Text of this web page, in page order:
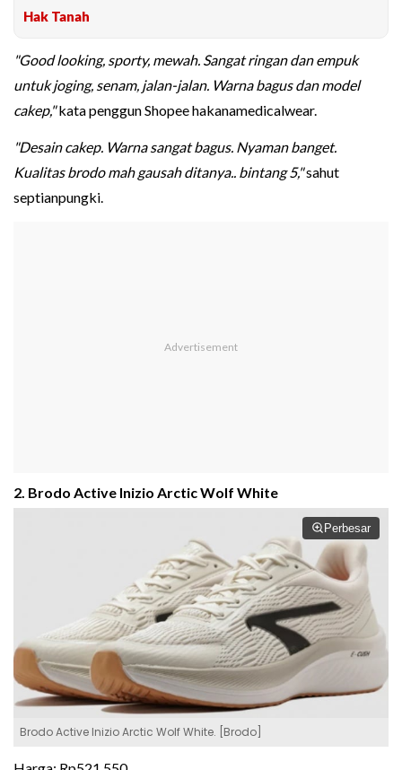
Hak Tanah
"Good looking, sporty, mewah. Sangat ringan dan empuk
untuk joging, senam, jalan-jalan. Warna bagus dan model
cakep,"kata penggun Shopee hakanamedicalwear.
"Desain cakep. Warna sangat bagus. Nyaman banget.
Kualitas brodo mah gausah ditanya.. bintang 5,"sahut
septianpungki.
2. Brodo Active Inizio Arctic Wolf White
Perbesar
Brodo Active Inizio Arctic Wolf White. [Brodo]